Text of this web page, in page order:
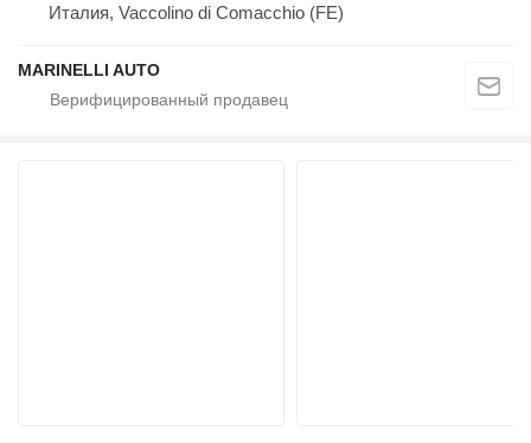
Италия, Vaccolino di Comacchio (FE)
MARINELLI AUTO